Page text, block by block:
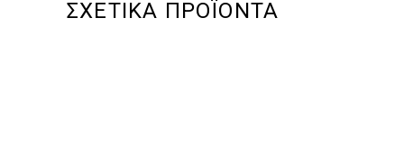
ΣΧΕΤΙΚΆ ΠΡΟΪΌΝΤΑ